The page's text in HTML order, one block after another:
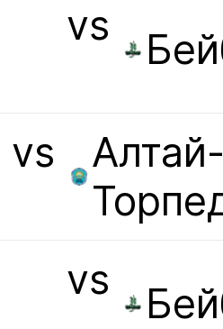
vs
vs
Алтай-
vs